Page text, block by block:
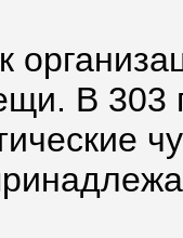
В